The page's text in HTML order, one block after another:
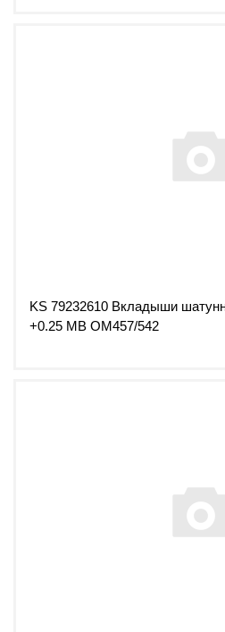
KS 79232610 Вкладыши
+0.25 MB OM457/542